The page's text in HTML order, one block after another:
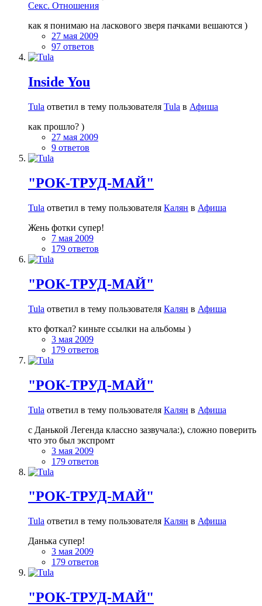
Секс. Отношения
как я понимаю на ласкового зверя пачками вешаются )
27 мая 2009
97 ответов
Inside You
Tula ответил в тему пользователя Tula в Афиша
как прошло? )
27 мая 2009
9 ответов
"РОК-ТРУД-МАЙ"
Tula ответил в тему пользователя Калян в Афиша
Жень фотки супер!
7 мая 2009
179 ответов
"РОК-ТРУД-МАЙ"
Tula ответил в тему пользователя Калян в Афиша
кто фоткал? киньте ссылки на альбомы )
3 мая 2009
179 ответов
"РОК-ТРУД-МАЙ"
Tula ответил в тему пользователя Калян в Афиша
с Данькой Легенда классно зазвучала:), сложно поверить
что это был экспромт
3 мая 2009
179 ответов
"РОК-ТРУД-МАЙ"
Tula ответил в тему пользователя Калян в Афиша
Данька супер!
3 мая 2009
179 ответов
"РОК-ТРУД-МАЙ"